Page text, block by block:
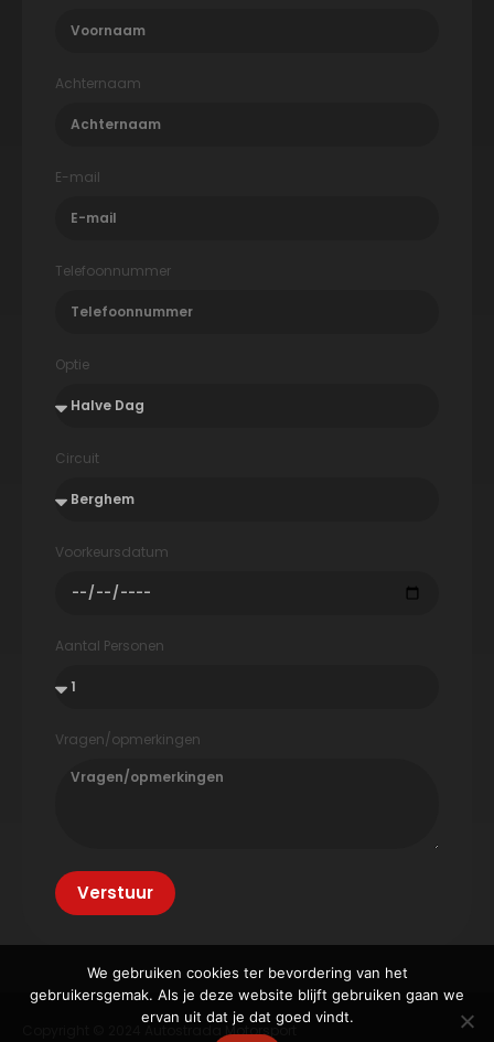
Achternaam
E-mail
Telefoonnummer
Optie
Circuit
Voorkeursdatum
Aantal Personen
Vragen/opmerkingen
Verstuur
Copyright © 2024 Autostrada Motorsport
We gebruiken cookies ter bevordering van het
gebruikersgemak. Als je deze website blijft gebruiken gaan we
ervan uit dat je dat goed vindt.